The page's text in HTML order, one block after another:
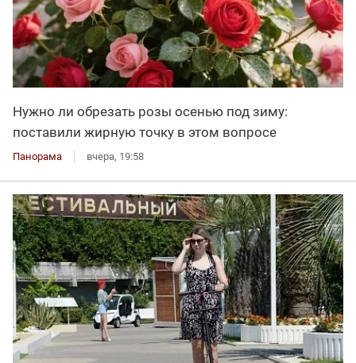
Нужно ли обрезать розы осенью под зиму:
поставили жирную точку в этом вопросе
Панорама вчера, 19:58